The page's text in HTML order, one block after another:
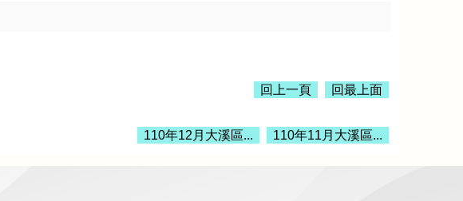
回上一頁 回最上面
110年12月大溪區... 110年11月大溪區...